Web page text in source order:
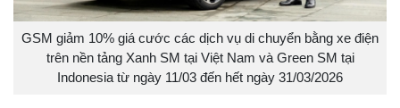
GSM giảm 10% giá cước các dịch vụ di chuyển bằng xe điện
trên nền tảng Xanh SM tại Việt Nam và Green SM tại
Indonesia từ ngày 11/03 đến hết ngày 31/03/2026